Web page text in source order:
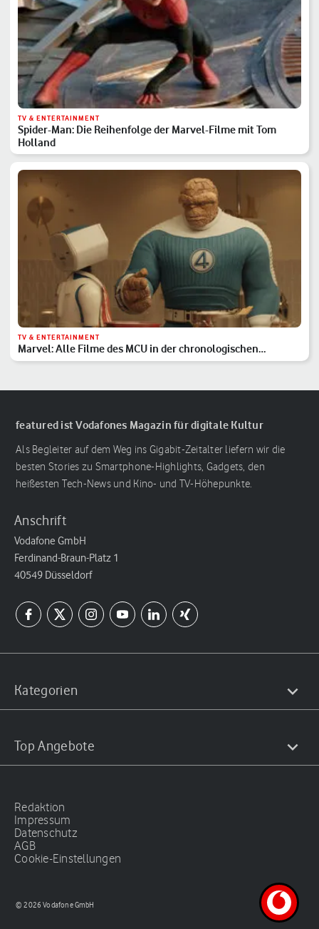
TV & ENTERTAINMENT
Spider-Man: Die Reihenfolge der Marvel-Filme mit Tom
Holland
TV & ENTERTAINMENT
Marvel: Alle Filme des MCU in der chronologischen
Reihenfolge
featured ist Vodafones Magazin für digitale Kultur
Als Begleiter auf dem Weg ins Gigabit-Zeitalter liefern wir die
besten Stories zu Smartphone-Highlights, Gadgets, den
heißesten Tech-News und Kino- und TV-Höhepunkte.
Anschrift
Vodafone GmbH
Ferdinand-Braun-Platz 1
40549 Düsseldorf
Kategorien
Top Angebote
Redaktion
Impressum
Datenschutz
AGB
Cookie-Einstellungen
© 2026 Vodafone GmbH